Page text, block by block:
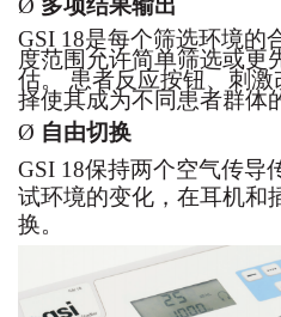
Ø 多项结果输出
GSI 18是每个筛选环境的
度范围允许简单筛选或更
估。患者反应按钮、 刺激
择使其成为不同患者群体
Ø 自由切换
GSI 18保持两个空气传导
试环境的变化 ， 在耳机和
换。